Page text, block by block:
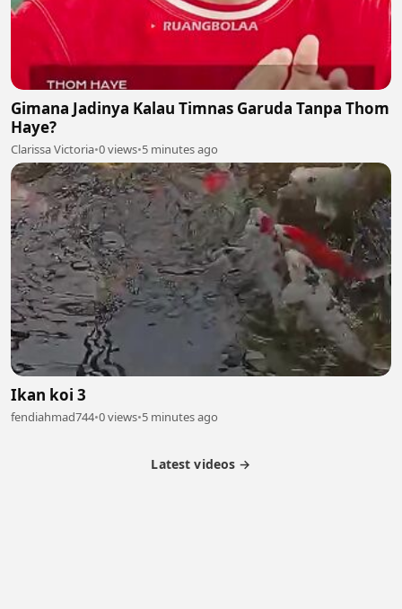
Gimana Jadinya Kalau Timnas Garuda Tanpa Thom
Haye?
Clarissa Victoria•0 views•5 minutes ago
Ikan koi 3
fendiahmad744•0 views•5 minutes ago
Latest videos →